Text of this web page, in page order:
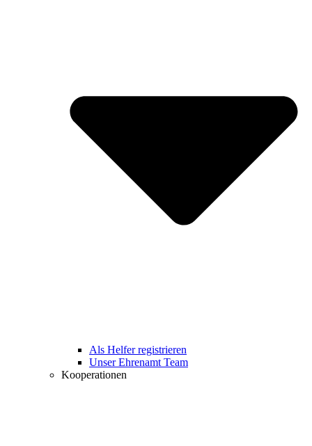
Als Helfer registrieren
Unser Ehrenamt Team
Kooperationen